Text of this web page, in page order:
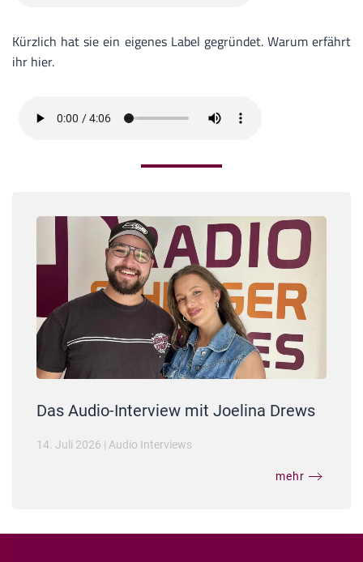
Kürzlich hat sie ein eigenes Label gegründet. Warum erfährt
ihr hier.
Das Audio-Interview mit Joelina Drews
14. Juli 2026 | Audio Interviews
mehr